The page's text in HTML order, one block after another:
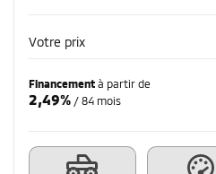
Votre prix
Financement à partir de
2,49% / 84 mois